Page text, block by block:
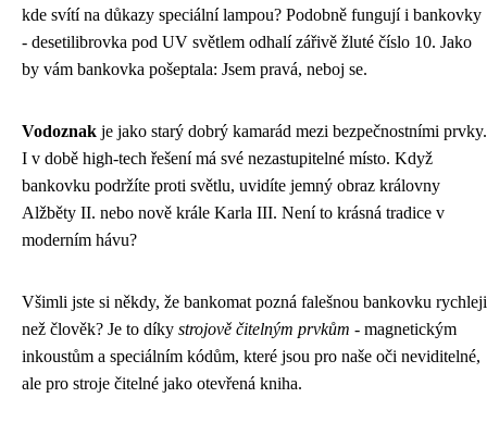
kde svítí na důkazy speciální lampou? Podobně fungují i bankovky
- desetilibrovka pod UV světlem odhalí zářivě žluté číslo 10. Jako
by vám bankovka pošeptala: Jsem pravá, neboj se.
Vodoznak je jako starý dobrý kamarád mezi bezpečnostními prvky.
I v době high-tech řešení má své nezastupitelné místo. Když
bankovku podržíte proti světlu, uvidíte jemný obraz královny
Alžběty II. nebo nově krále Karla III. Není to krásná tradice v
moderním hávu?
Všimli jste si někdy, že bankomat pozná falešnou bankovku rychleji
než člověk? Je to díky strojově čitelným prvkům - magnetickým
inkoustům a speciálním kódům, které jsou pro naše oči neviditelné,
ale pro stroje čitelné jako otevřená kniha.